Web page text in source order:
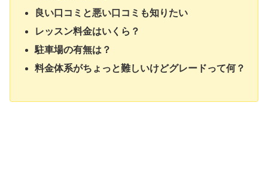
良い口コミと悪い口コミも知りたい
レッスン料金はいくら？
駐車場の有無は？
料金体系がちょっと難しいけどグレードって何？